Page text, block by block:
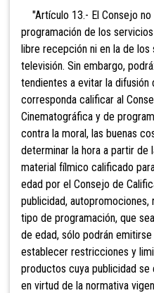
"Artículo 13.- El Consejo no
programación de los
libre recepción ni en la de
televisión. Sin embargo,
tendientes a evitar la difusión
corresponda calificar al
Cinematográfica y de
contra la moral, las buenas
determinar la hora a partir de
material fílmico calificado
edad por el Consejo de
publicidad,
tipo de programación, que
de edad, sólo podrán
establecer restricciones y
productos cuya publicidad
en virtud de la normativa